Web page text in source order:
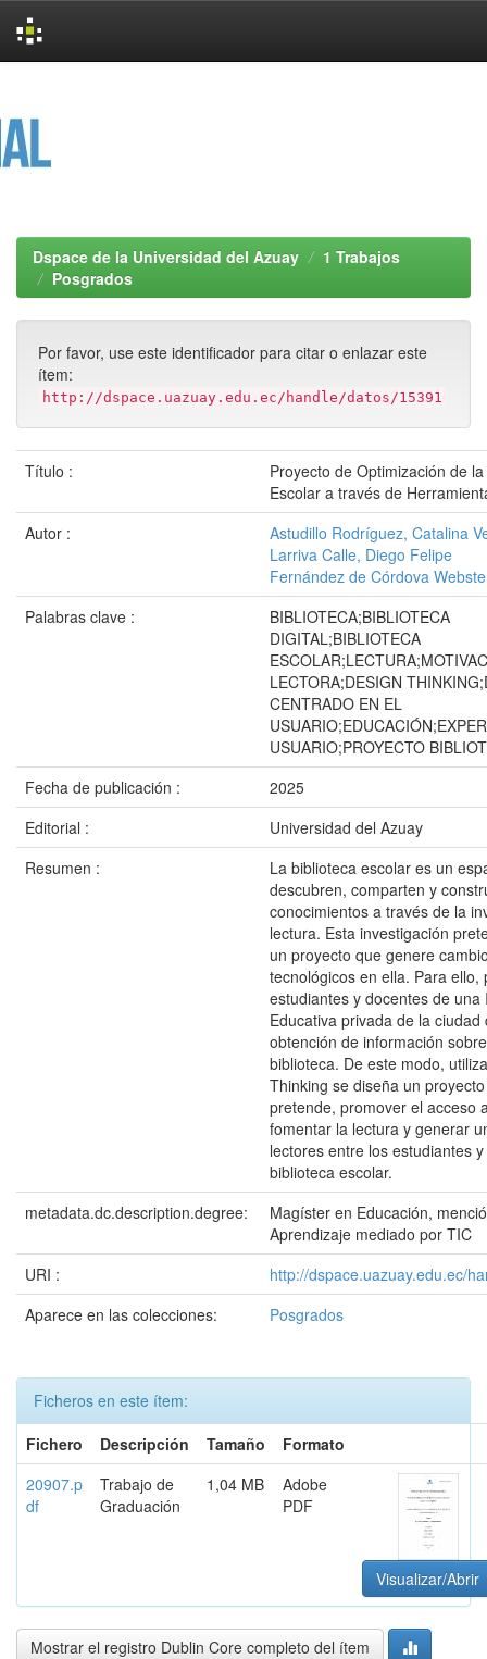
Dspace de la Universidad del Azuay
1 Trabajos
Posgrados
Por favor, use este identificador para citar o enlazar este
ítem:
http://dspace.uazuay.edu.ec/handle/datos/15391
Título :
Proyecto de Optimización de
Escolar a través de
Autor :
Astudillo Rodríguez, Catalina
Larriva Calle, Diego Felipe
Fernández de Córdova
Palabras clave :
BIBLIOTECA;BIBLIOTECA
DIGITAL;BIBLIOTECA
LECTORA;DESIGN
CENTRADO EN EL
USUARIO;PROYECTO
Fecha de publicación :
2025
Editorial :
Universidad del Azuay
Resumen :
La biblioteca escolar es un
descubren, comparten y
conocimientos a través de la
lectura. Esta investigación
un proyecto que genere
tecnológicos en ella. Para ello,
estudiantes y docentes de una
Educativa privada de la
obtención de información
biblioteca. De este modo,
Thinking se diseña un
pretende, promover el acceso
fomentar la lectura y generar
lectores entre los estudiantes
biblioteca escolar.
metadata.dc.description.degree:
Magíster en Educación,
Aprendizaje mediado por TIC
URI :
http://dspace.uazuay.edu.ec/
Aparece en las colecciones:
Posgrados
Ficheros en este ítem:
Fichero
Descripción Tamaño
Formato
20907.p
df
Trabajo de
Graduación
1,04 MB
Adobe
PDF
Visualizar/Abrir
Mostrar el registro Dublin Core completo del ítem